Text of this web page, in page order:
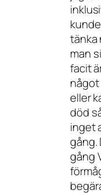
tänka
man
facit
eller
död
inget
gång.
gång